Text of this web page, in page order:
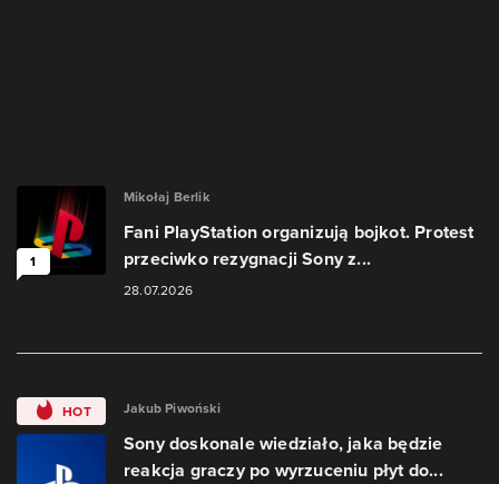
1
Mikołaj Berlik
Fani PlayStation organizują bojkot. Protest
przeciwko rezygnacji Sony z...
28.07.2026
HOT Jakub Piwoński
Sony doskonale wiedziało, jaka będzie
reakcja graczy po wyrzuceniu płyt do...